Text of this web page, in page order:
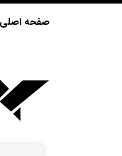
صفحه اصلی